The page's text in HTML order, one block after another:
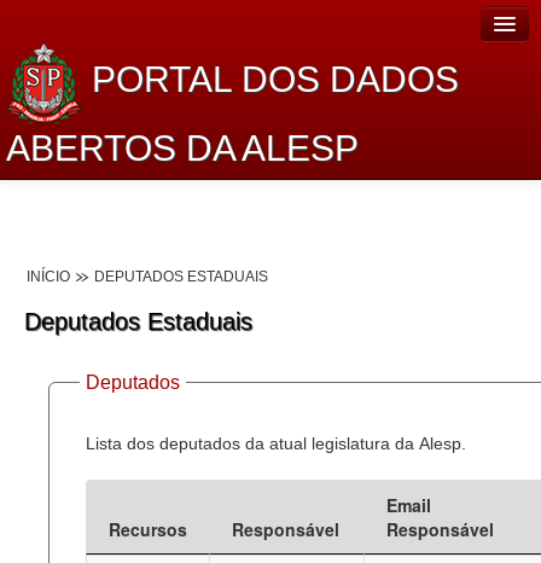
PORTAL DOS DADOS
ABERTOS DA ALESP
Lei de Acesso à Informação
Dados Governamentais Abertos
Planejamento
Catálogo de dados
Processo Legislativo
INÍCIO DEPUTADOS ESTADUAIS
Deputados Estaduais
Deputados
Lista dos deputados da atual legislatura da Alesp.
Recursos Responsável
Email
Responsável